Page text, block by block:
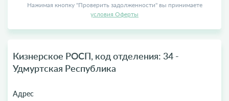
Нажимая кнопку "Проверить задолженности" вы принимаете
условия Оферты
Кизнерское РОСП, код отделения: 34 -
Удмуртская Республика
Адрес